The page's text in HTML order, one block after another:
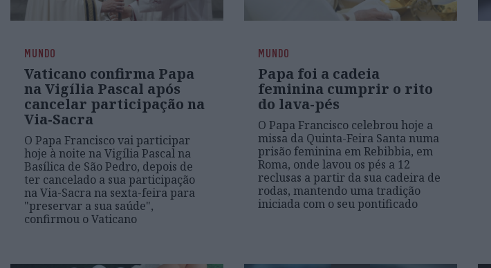
MUNDO
Vaticano confirma Papa
na Vigília Pascal após
cancelar participação na
Via-Sacra
O Papa Francisco vai participar
hoje à noite na Vigília Pascal na
Basílica de São Pedro, depois de
ter cancelado a sua participação
na Via-Sacra na sexta-feira para
"preservar a sua saúde",
confirmou o Vaticano
MUNDO
Papa foi a cadeia
feminina cumprir o rito
do lava-pés
O Papa Francisco celebrou hoje a
missa da Quinta-Feira Santa numa
prisão feminina em Rebibbia, em
Roma, onde lavou os pés a 12
reclusas a partir da sua cadeira de
rodas, mantendo uma tradição
iniciada com o seu pontificado